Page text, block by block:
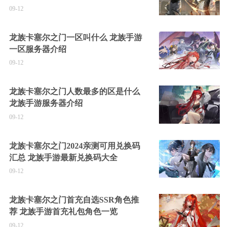
09-12
龙族卡塞尔之门一区叫什么 龙族手游
一区服务器介绍
09-12
龙族卡塞尔之门人数最多的区是什么
龙族手游服务器介绍
09-12
龙族卡塞尔之门2024亲测可用兑换码
汇总 龙族手游最新兑换码大全
09-12
龙族卡塞尔之门首充自选SSR角色推
荐 龙族手游首充礼包角色一览
09-12